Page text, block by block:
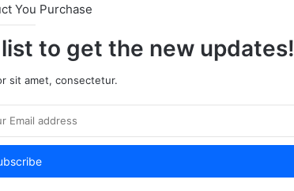
You Purchase
to get the new updates!
sit amet, consectetur.